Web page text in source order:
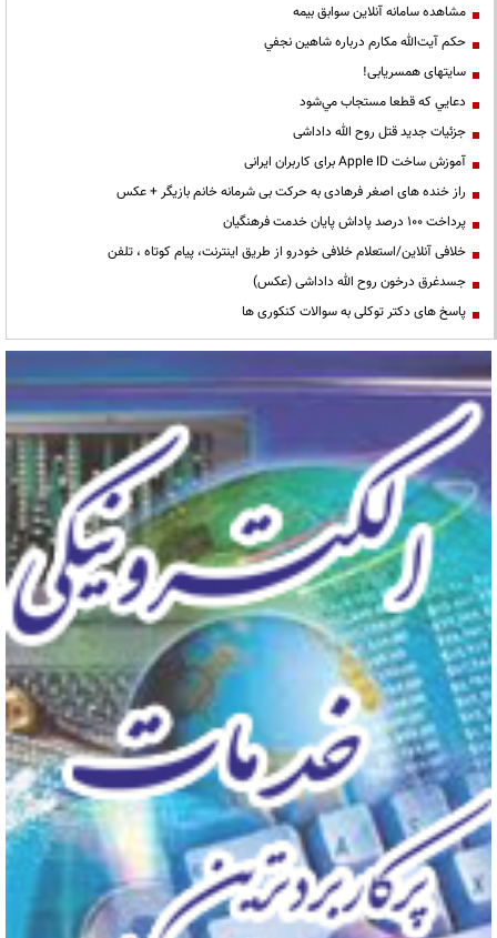
مشاهده سامانه آنلاين سوابق بیمه
حكم آيت‌الله مكارم درباره شاهين نجفي
سایتهای همسریابی!
دعايي كه قطعا مستجاب مي‌شود
جزئیات جدید قتل روح الله داداشی
آموزش ساخت Apple ID برای کاربران ایرانی
راز خنده های اصغر فرهادی به حرکت بی شرمانه خانم بازیگر + عکس
پرداخت ۱۰۰ درصد پاداش پایان خدمت فرهنگیان
خلافی آنلاین/استعلام خلافی خودرو از طریق اینترنت، پیام کوتاه ، تلفن
جسدغرق درخون روح الله داداشی (عکس)
پاسخ های دکتر توکلی به سوالات کنکوری ها